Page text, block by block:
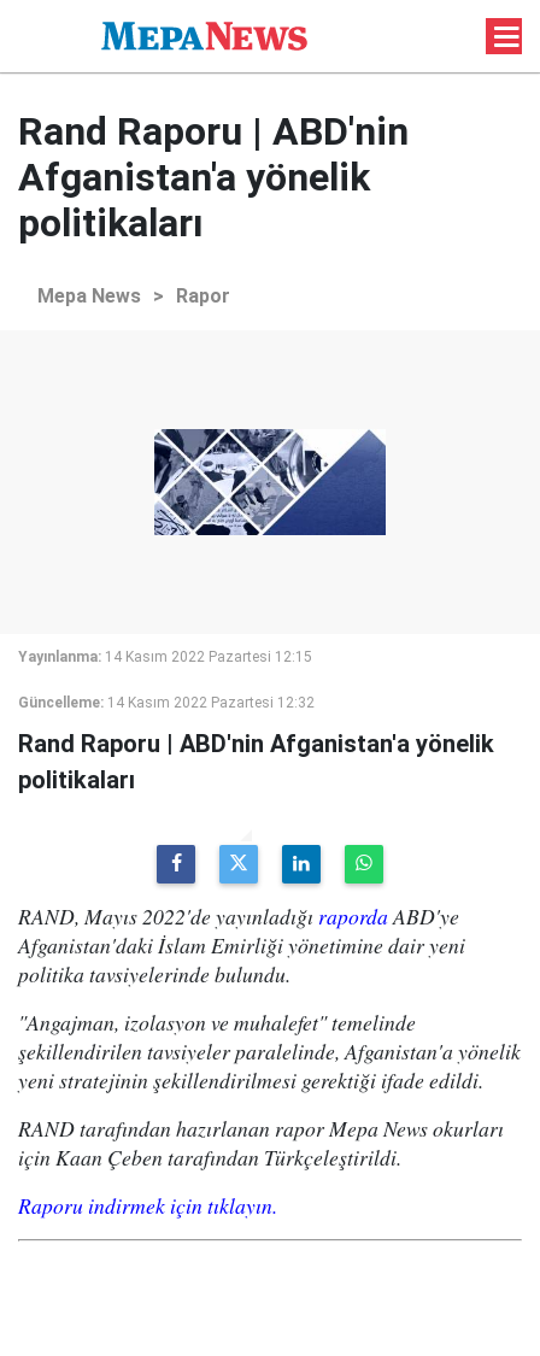
Rand Raporu | ABD'nin
Afganistan'a yönelik
politikaları
Mepa News > Rapor
Yayınlanma: 14 Kasım 2022 Pazartesi 12:15
Güncelleme: 14 Kasım 2022 Pazartesi 12:32
Rand Raporu | ABD'nin Afganistan'a yönelik
politikaları
RAND, Mayıs 2022'de yayınladığı rapordaABD'ye
Afganistan'daki İslam Emirliği yönetimine dair yeni
politika tavsiyelerinde bulundu.
"Angajman, izolasyon ve muhalefet" temelinde
şekillendirilen tavsiyeler paralelinde, Afganistan'a yönelik
yeni stratejinin şekillendirilmesi gerektiği ifade edildi.
RAND tarafından hazırlanan rapor Mepa News okurları
için Kaan Çeben tarafından Türkçeleştirildi.
Raporu indirmek için tıklayın.